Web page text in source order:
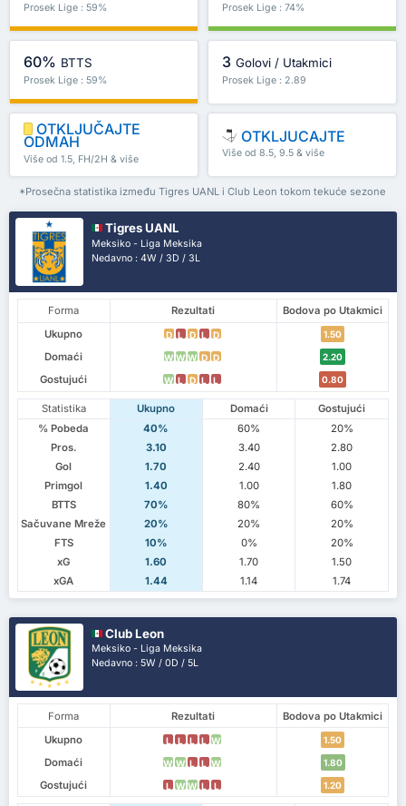
Prosek Lige : 59% Prosek Lige : 74%
60% BTTS
Prosek Lige : 59%
3 Golovi / Utakmici
Prosek Lige : 2.89
OTKLJUČAJTE
ODMAH
Više od 1.5, FH/2H & više
OTKLJUCAJTE
Više od 8.5, 9.5 & više
*Prosečna statistika između Tigres UANL i Club Leon tokom tekuće sezone
Tigres UANL
Meksiko - Liga Meksika
Nedavno : 4W / 3D / 3L
Forma Rezultati
Bodova po Utakmici
Ukupno
D L D L D 1.50
Domaći W W W D D 2.20
Gostujući W L D L L 0.80
Statistika Ukupno Domaći
Gostujući
% Pobeda
40% 60%
20%
Pros.
3.10 3.40
2.80
Gol
1.70 2.40
1.00
Primgol
1.40 1.00
1.80
BTTS
70% 80%
60%
Sačuvane Mreže
20% 20%
20%
FTS
10% 0%
20%
xG
1.60 1.70
1.50
xGA
1.44 1.14 1.74
Club Leon
Meksiko - Liga Meksika
Nedavno : 5W / 0D / 5L
Forma Rezultati
Bodova po Utakmici
Ukupno
L L L L W 1.50
Domaći W W L L W 1.80
Gostujući L W W L L 1.20